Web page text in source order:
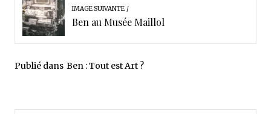
IMAGE SUIVANTE
Ben au Musée Maillol
Publié dans Ben : Tout est Art ?